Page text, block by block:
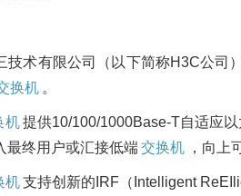
技术有限公司（以下简称H3C公司
换机 。
机 提供10/100/1000Base-T自适应
最终用户或汇接低端交换机 ，向上
机支持创新的IRF（Intelligent